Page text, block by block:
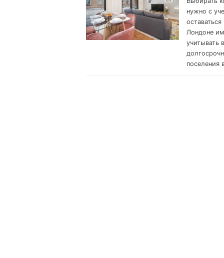
нужно с
Лондоне
учитывать
поселения